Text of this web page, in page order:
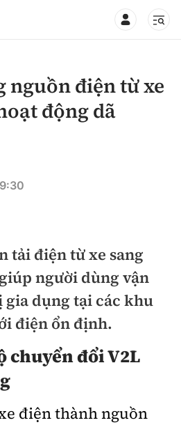
nguồn điện từ xe
động dã
tải điện từ xe sang
người dùng vận
dụng tại các khu
điện ổn định.
chuyển đổi V2L
điện thành nguồn